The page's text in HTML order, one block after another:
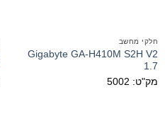
חלקי מחשב
Gigabyte GA-H410M S2H V2
1.7
מק"ט: 5002